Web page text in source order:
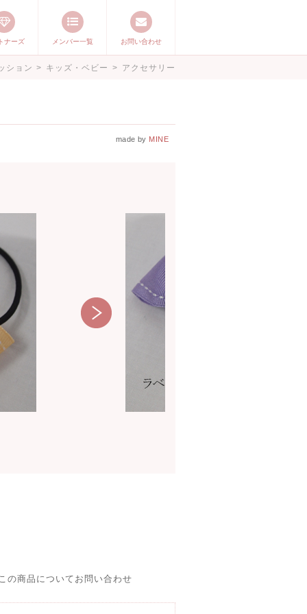
ージ ママステ ハ
ナーズ メンバー一覧 お問い合わせ
ション > キッズ・ベビー > アクセサリー
made by MINE
の商品についてお問い合わせ